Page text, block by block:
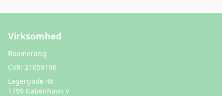
Virksomhed
Boomerang
CVR: 21059196
Lagergade 46
1799 København V